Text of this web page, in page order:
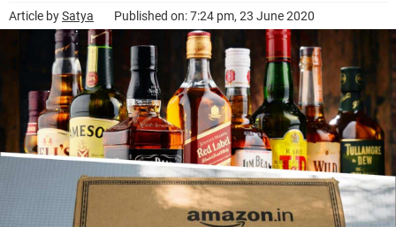
Article bySatya Published on: 7:24 pm, 23 June 2020